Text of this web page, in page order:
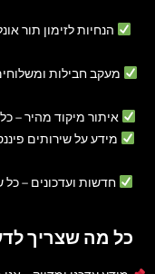
הנחיות לזימון תור
מעקב חבילות
איתור מיקוד מהיר–
מידע על שירותים
חדשות ועדכונים – כל
כל מה שצריך